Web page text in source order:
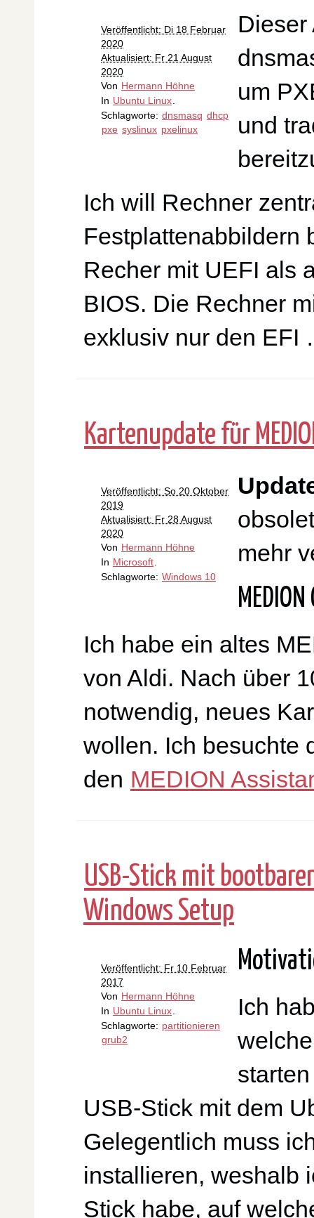
Veröffentlicht: Di 18 Februar
2020
Aktualisiert: Fr 21 August
2020
Von Hermann Höhne
In Ubuntu Linux
Schlagworte: dnsmasq dhcp
pxe syslinux pxelinux
Dieser
um
und
Ich will Rechner
Festplattenabbildern
Recher mit UEFI als
BIOS. Die Rechner
exklusiv nur den EFI
Kartenupdate für
Veröffentlicht: So 20 Oktober
2019
Aktualisiert: Fr 28 August
2020
Von Hermann Höhne
In Microsoft.
Schlagworte: Windows 10
mehr
Ich habe ein altes
von Aldi. Nach über
notwendig, neues
wollen. Ich besuchte
den MEDION
USB-Stick mit
Windows Setup
Veröffentlicht: Fr 10 Februar
2017
Von Hermann Höhne
In Ubuntu Linux
Schlagworte: partitionieren
grub2
Ich
USB-Stick mit dem
Gelegentlich muss
installieren, weshalb
Stick habe, auf